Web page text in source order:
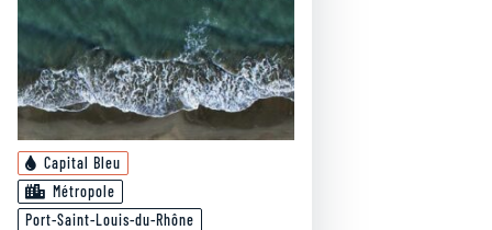
Capital Bleu
Métropole
Port-Saint-Louis-du-Rhône